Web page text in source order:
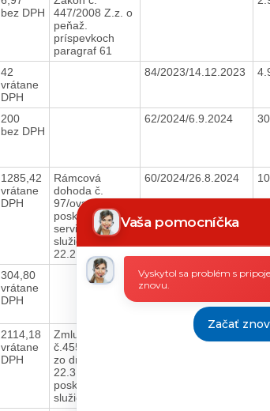
bez DPH
447/2008 Z.z. o
peňaž.
príspevkoch
paragraf 61
42
vrátane
DPH
84/2023/14.12.2023
200
bez DPH
62/2024/6.9.2024
1285,42
vrátane
DPH
Rámcová
dohoda č.
97/ovs/2021 o
poskyt.
servisných
služieb z
22.2.2021
60/2024/26.8.2024
304,80
vrátane
DPH
59/2024/26.8.2024
2114,18
vrátane
DPH
Zmluva
č.455/OVS/2022
zo dňa
22.3.2023 o
poskytovaní
služieb
Vaša pomocníčka
Chatbot
píše
Vyskytol sa problém s
znovu.
Začať